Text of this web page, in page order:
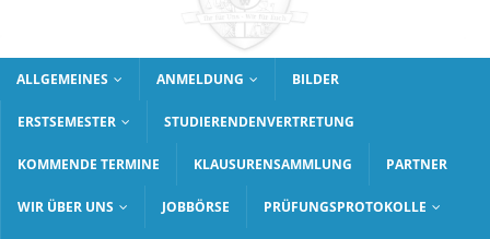
ALLGEMEINES ANMELDUNG BILDER
ERSTSEMESTER STUDIERENDENVERTRETUNG
KOMMENDE TERMINE KLAUSURENSAMMLUNG PARTNER
WIR ÜBER UNS JOBBÖRSE PRÜFUNGSPROTOKOLLE